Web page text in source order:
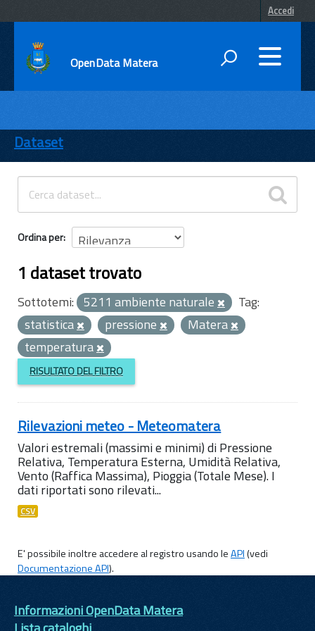
Accedi
OpenData Matera
ENTI
TEMI
INFORMAZIONI
Dataset
Ordina per
1 dataset trovato
Sottotemi: 5211 ambiente naturale
Tag:
statistica
pressione
Matera
temperatura
RISULTATO DEL FILTRO
Rilevazioni meteo - Meteomatera
Valori estremali (massimi e minimi) di Pressione
Relativa, Temperatura Esterna, Umidità Relativa,
Vento (Raffica Massima), Pioggia (Totale Mese). I
dati riportati sono rilevati...
CSV
E' possibile inoltre accedere al registro usando leAPI(vedi
Documentazione API).
Informazioni OpenData Matera